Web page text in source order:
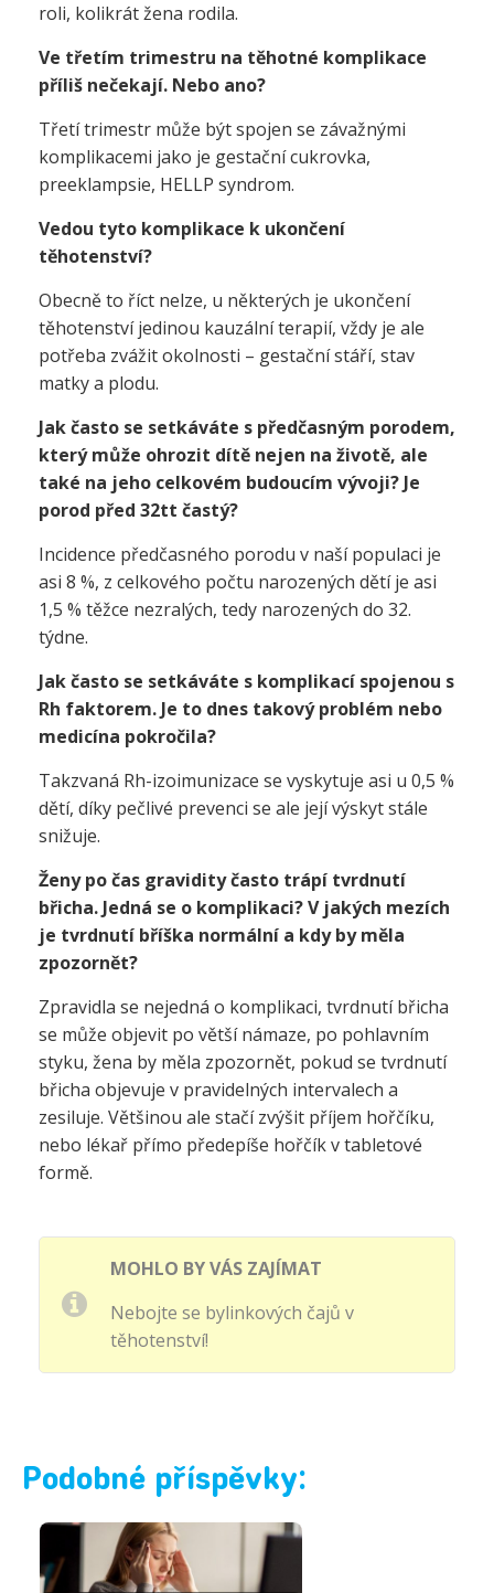
roli, kolikrát žena rodila.
Ve třetím trimestru na těhotné komplikace
příliš nečekají. Nebo ano?
Třetí trimestr může být spojen se závažnými
komplikacemi jako je gestační cukrovka,
preeklampsie, HELLP syndrom.
Vedou tyto komplikace k ukončení
těhotenství?
Obecně to říct nelze, u některých je ukončení
těhotenství jedinou kauzální terapií, vždy je ale
potřeba zvážit okolnosti – gestační stáří, stav
matky a plodu.
Jak často se setkáváte s předčasným porodem,
který může ohrozit dítě nejen na životě, ale
také na jeho celkovém budoucím vývoji? Je
porod před 32tt častý?
Incidence předčasného porodu v naší populaci je
asi 8 %, z celkového počtu narozených dětí je asi
1,5 % těžce nezralých, tedy narozených do 32.
týdne.
Jak často se setkáváte s komplikací spojenou s
Rh faktorem. Je to dnes takový problém nebo
medicína pokročila?
Takzvaná Rh-izoimunizace se vyskytuje asi u 0,5 %
dětí, díky pečlivé prevenci se ale její výskyt stále
snižuje.
Ženy po čas gravidity často trápí tvrdnutí
břicha. Jedná se o komplikaci? V jakých mezích
je tvrdnutí bříška normální a kdy by měla
zpozornět?
Zpravidla se nejedná o komplikaci, tvrdnutí břicha
se může objevit po větší námaze, po pohlavním
styku, žena by měla zpozornět, pokud se tvrdnutí
břicha objevuje v pravidelných intervalech a
zesiluje. Většinou ale stačí zvýšit příjem hořčíku,
nebo lékař přímo předepíše hořčík v tabletové
formě.
MOHLO BY VÁS ZAJÍMAT
Nebojte se bylinkových čajů v
těhotenství!
Podobné příspěvky: